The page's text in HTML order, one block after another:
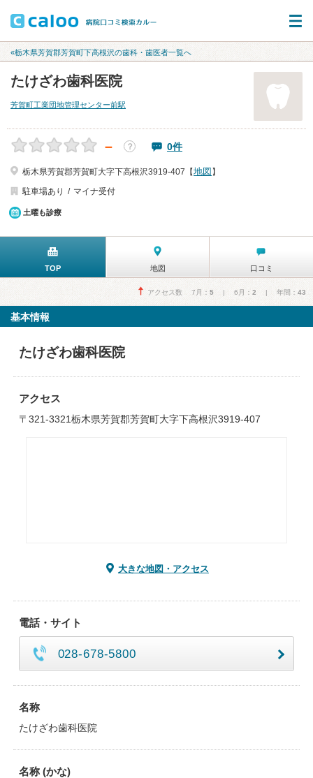
«栃木県芳賀郡芳賀町下高根沢の歯科・歯医者一覧へ
たけざわ歯科医院
芳賀町工業団地管理センター前駅
－ ？ 0件
栃木県芳賀郡芳賀町大字下高根沢3919-407【地図 】
駐車場あり
マイナ受付
土曜も診療
TOP 地図 口コミ
アクセス数 7月： 5 | 6月： 2 | 年間： 43
基本情報
たけざわ歯科医院
アクセス
〒321-3321栃木県芳賀郡芳賀町大字下高根沢3919-407
大きな地図・アクセス
電話・サイト
028-678-5800
名称
たけざわ歯科医院
名称 (かな)